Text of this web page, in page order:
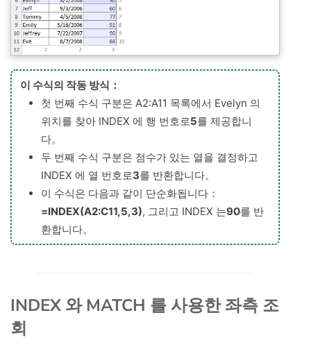
이 수식의 작동 방식：
첫 번째 수식 구분은 A2:A11 목록에서 Evelyn 의
위치를 찾아 INDEX 에 행 번호로5를 제공합니
다。
두 번째 수식 구분은 점수가 있는 열을 결정하고
INDEX 에 열 번호로3를 반환합니다。
이 수식은 다음과 같이 단순화됩니다：
=INDEX(A2:C11,5,3), 그리고 INDEX 는90를 반
환합니다。
INDEX 와 MATCH 를 사용한 좌측 조
회